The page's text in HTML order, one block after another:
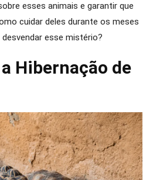
esses animais e garantir que
cuidar deles durante os meses
esse mistério?
Hibernação de